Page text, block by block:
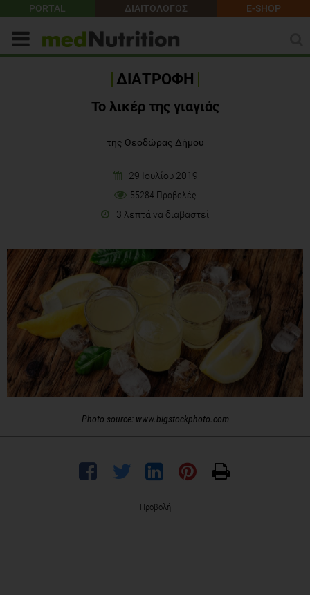
PORTAL ΔΙΑΙΤΟΛΟΓΟΣ E-SHOP
ΔΙΑΤΡΟΦΗ
Το λικέρ της γιαγιάς
της Θεοδώρας Δήμου
29 Ιουλίου 2019
55284 Προβολές
3 λεπτά να διαβαστεί
Photo source: www.bigstockphoto.com
Προβολή